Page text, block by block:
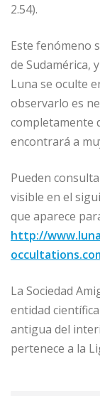
2.54).
Este fenómeno
de Sudamérica,
Luna se oculte
observarlo es
completamente
encontrará a
Pueden
visible en el
que aparece
http://
La Sociedad
entidad
antigua del
pertenece a la